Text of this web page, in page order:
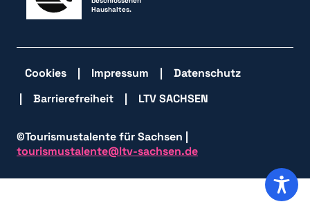
Haushaltes.
Cookies Impressum
Datenschutz
Barrierefreiheit
LTV SACHSEN
©Tourismustalente für Sachsen |
tourismustalente@ltv-sachsen.de